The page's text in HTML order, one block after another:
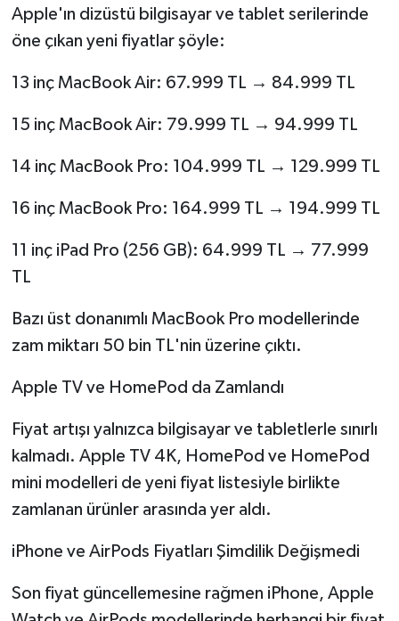
Apple'ın dizüstü bilgisayar ve tablet serilerinde
öne çıkan yeni fiyatlar şöyle:
13 inç MacBook Air: 67.999 TL → 84.999 TL
15 inç MacBook Air: 79.999 TL → 94.999 TL
14 inç MacBook Pro: 104.999 TL → 129.999 TL
16 inç MacBook Pro: 164.999 TL → 194.999 TL
11 inç iPad Pro (256 GB): 64.999 TL → 77.999
TL
Bazı üst donanımlı MacBook Pro modellerinde
zam miktarı 50 bin TL'nin üzerine çıktı.
Apple TV ve HomePod da Zamlandı
Fiyat artışı yalnızca bilgisayar ve tabletlerle sınırlı
kalmadı. Apple TV 4K, HomePod ve HomePod
mini modelleri de yeni fiyat listesiyle birlikte
zamlanan ürünler arasında yer aldı.
iPhone ve AirPods Fiyatları Şimdilik Değişmedi
Son fiyat güncellemesine rağmen iPhone, Apple